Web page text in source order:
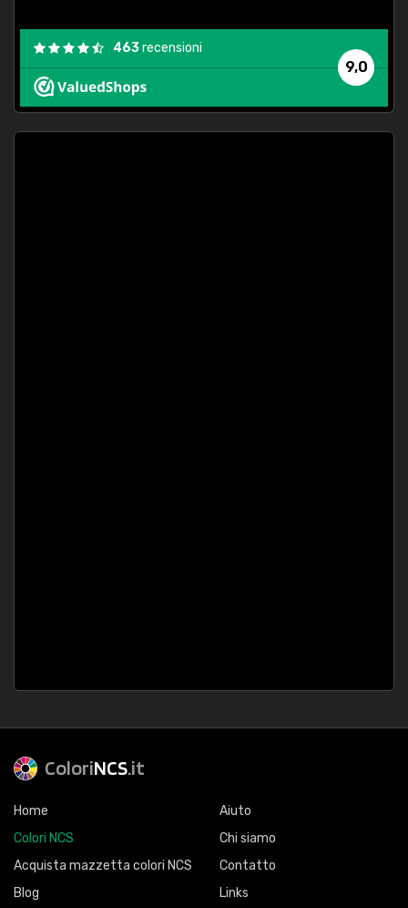
9,0
463recensioni
ColoriNCS.it
Home
Colori NCS
Acquista mazzetta colori NCS
Blog
Aiuto
Chi siamo
Contatto
Links